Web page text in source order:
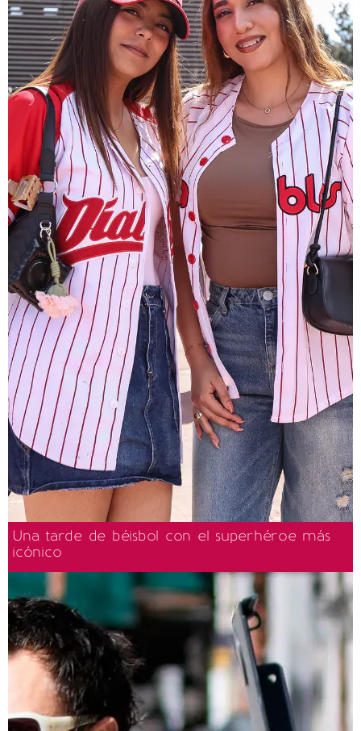
Una tarde de béisbol con el superhéroe más
icónico